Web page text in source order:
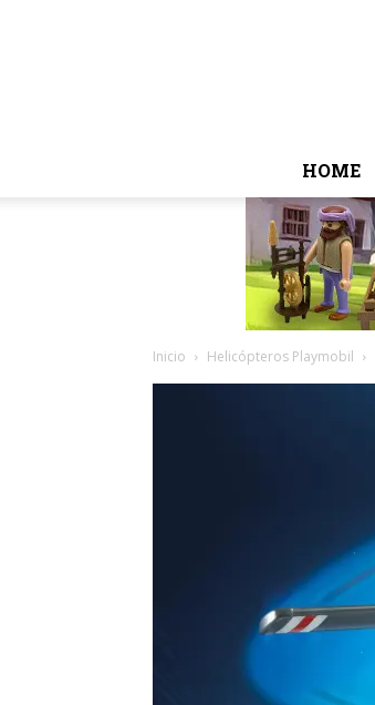
HOME
Inicio Helicópteros Playmobil